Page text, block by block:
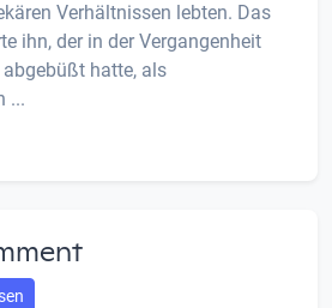
Verhältnissen lebten. Das
ihn, der in der Vergangenheit
hatte, als
...